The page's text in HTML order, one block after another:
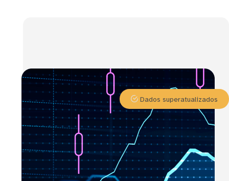
Dados superatualizados